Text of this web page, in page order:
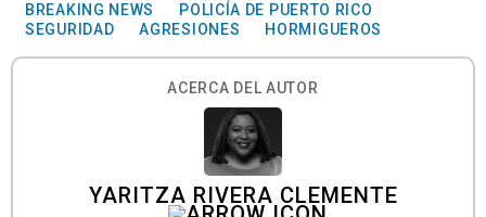
BREAKING NEWS
POLICÍA DE PUERTO RICO
SEGURIDAD
AGRESIONES HORMIGUEROS
ACERCA DEL AUTOR
YARITZA RIVERA CLEMENTE